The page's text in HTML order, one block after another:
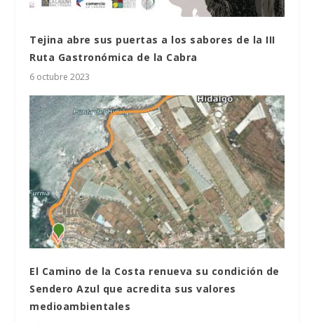
Tejina abre sus puertas a los sabores de la III
Ruta Gastronómica de la Cabra
6 octubre 2023
El Camino de la Costa renueva su condición de
Sendero Azul que acredita sus valores
medioambientales